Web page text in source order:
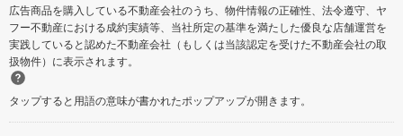
広告商品を購入している不動産会社のうち、物件情報の正確性、法令遵守、ヤ
フー不動産における成約実績等、当社所定の基準を満たした優良な店舗運営を
実践していると認めた不動産会社（もしくは当該認定を受けた不動産会社の取
扱物件）に表示されます。
タップすると用語の意味が書かれたポップアップが開きます。